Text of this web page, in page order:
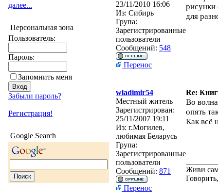
далее...
Персональная зона
Пользователь:
Пароль:
Запомнить меня
Забыли пароль?
Регистрация!
Google Search
23/11/2010 16:06
Из: Сибирь
Група:
Зарегистрированные
пользователи
Сообщений: 548
для
Перенос
wladimir54
Re:
Местный житель
Зарегистрирован:
25/11/2007 19:11
Из: г.Могилев,
любимая Беларусь
Група:
Зарегистрированные
пользователи
Сообщений: 871
Во
опять
Как
Живи
Перенос